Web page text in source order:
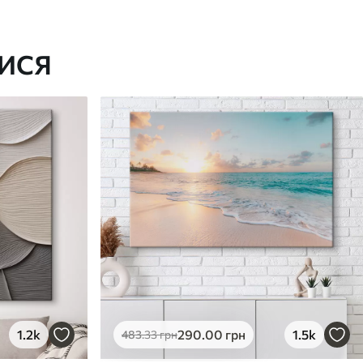
1.2k 483.33грн290.00 грн 1.5k